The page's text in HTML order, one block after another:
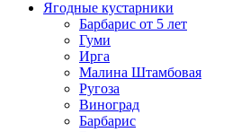
Ягодные кустарники
Барбарис от 5 лет
Гуми
Ирга
Малина Штамбовая
Ругоза
Виноград
Барбарис